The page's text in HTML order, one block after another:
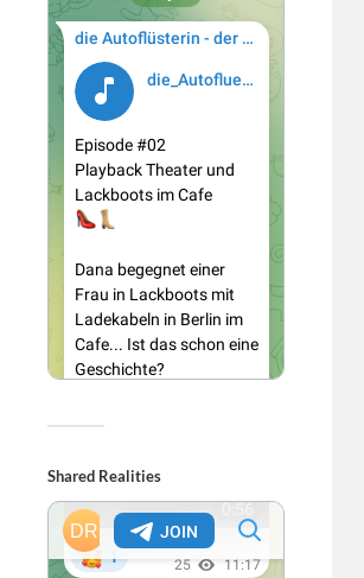
Shared Realities